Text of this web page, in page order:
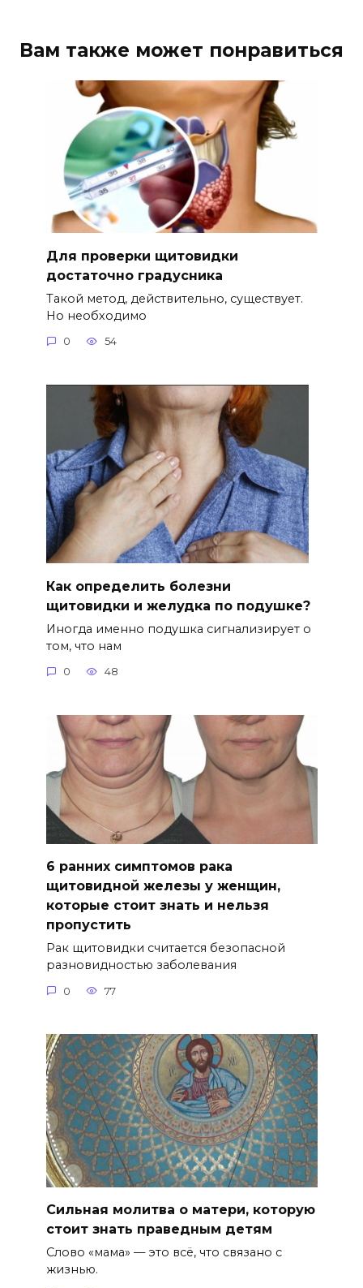
Вам также может понравиться
Для проверки щитовидки
достаточно градусника
Такой метод, действительно, существует.
Но необходимо
0 54
Как определить болезни
щитовидки и желудка по подушке?
Иногда именно подушка сигнализирует о
том, что нам
0 48
6 ранних симптомов рака
щитовидной железы у женщин,
которые стоит знать и нельзя
пропустить
Рак щитовидки считается безопасной
разновидностью заболевания
0 77
Сильная молитва о матери, которую
стоит знать праведным детям
Слово «мама» — это всё, что связано с
жизнью.